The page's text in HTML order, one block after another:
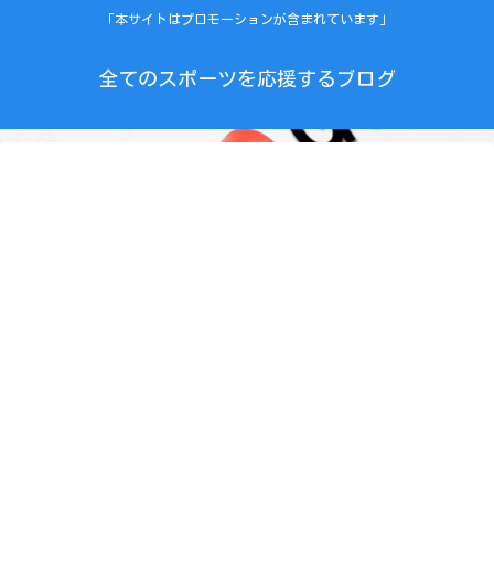
「本サイトはプロモーションが含まれています」
全てのスポーツを応援するブログ